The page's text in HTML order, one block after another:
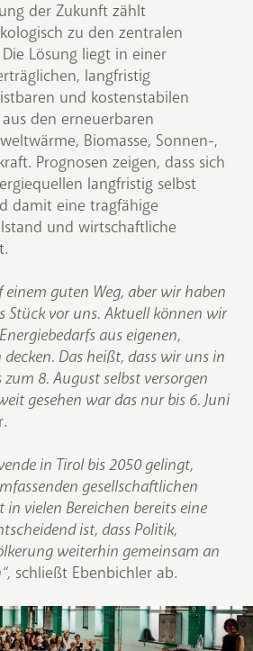
der Zukunft zählt
zu den zentralen
Lösung liegt in einer
langfristig
und kostenstabilen
den erneuerbaren
Biomasse, Sonnen-,
Prognosen zeigen, dass sich
langfristig selbst
damit eine tragfähige
und wirtschaftliche
einem guten Weg, aber wir haben
Stück vor uns. Aktuell können wir
aus eigenen,
Das heißt, dass wir uns in
8. August selbst versorgen
gesehen war das nur bis 6. Juni
in Tirol bis 2050 gelingt,
gesellschaftlichen
in vielen Bereichen bereits eine
ist, dass Politik,
weiterhin gemeinsam an
schließt Ebenbichler ab.